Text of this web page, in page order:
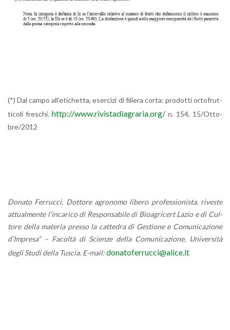
(*) Dal campo al­l’e­ti­chet­ta, eser­ci­zi di fi­lie­ra corta: pro­dot­ti or­to­frut­
ti­co­li fre­schi. http://​www.​riv​ista​diag​rari​a.​org/ n. 154, 15/Ot­to­
bre/2012
Do­na­to Fer­ruc­ci, Dot­to­re agro­no­mo li­be­ro pro­fes­sio­ni­sta, ri­ve­ste
at­tual­men­te l’in­ca­ri­co di Re­spon­sa­bi­le di Bioa­gr­i­cert Lazio e di Cul­
to­re della ma­te­ria pres­so la cat­te­dra di Ge­stio­ne e Co­mu­ni­ca­zio­ne
d’Im­pre­sa” – Fa­col­tà di Scien­ze della Co­mu­ni­ca­zio­ne, Uni­ver­si­tà
degli Studi della Tu­scia. E-mail:do­na­to­fer­ruc­ci@​alice.​it